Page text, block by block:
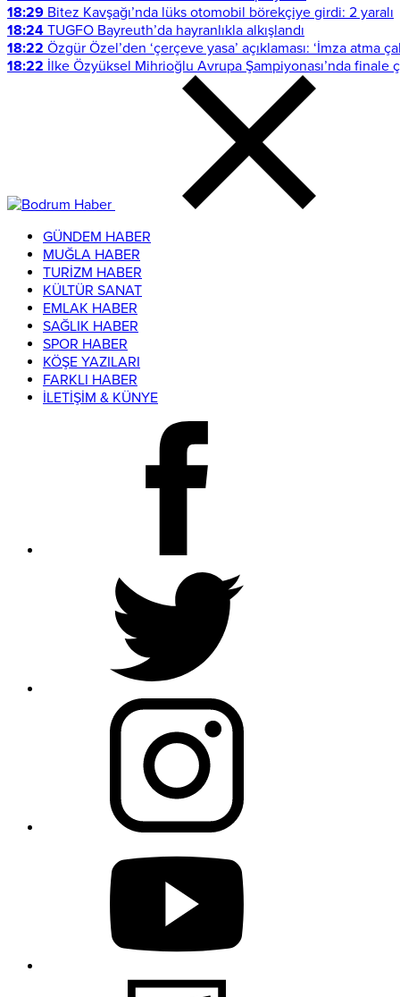
18:29 Bitez Kavşağı’nda lüks otomobil börekçiye girdi: 2 yaralı
18:24 TUGFO Bayreuth’da hayranlıkla alkışlandı
18:22 Özgür Özel’den ‘çerçeve yasa’ açıklaması: ‘İmza atma
18:22 İlke Özyüksel Mihrioğlu Avrupa Şampiyonası’nda finale
GÜNDEM HABER
MUĞLA HABER
TURİZM HABER
KÜLTÜR SANAT
EMLAK HABER
SAĞLIK HABER
SPOR HABER
KÖŞE YAZILARI
FARKLI HABER
İLETİŞİM & KÜNYE